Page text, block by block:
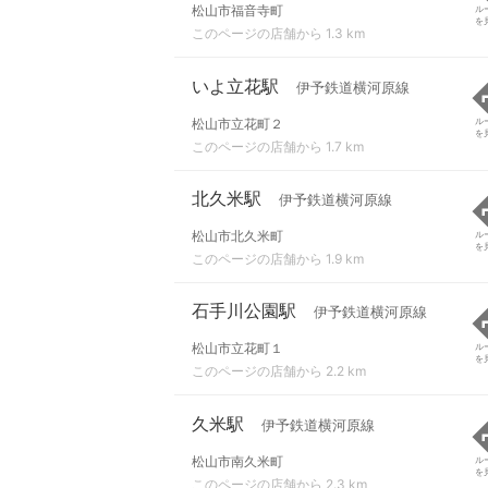
松山市福音寺町
このページの店舗から 1.3 km
ル
を
いよ立花駅 伊予鉄道横河原線
松山市立花町２
このページの店舗から 1.7 km
ル
を
北久米駅 伊予鉄道横河原線
松山市北久米町
このページの店舗から 1.9 km
ル
を
石手川公園駅 伊予鉄道横河原線
松山市立花町１
このページの店舗から 2.2 km
ル
を
久米駅 伊予鉄道横河原線
松山市南久米町
このページの店舗から 2.3 km
ル
を